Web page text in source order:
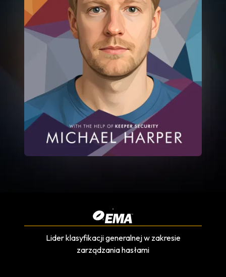
Lider klasyfikacji generalnej w zakresie
zarządzania hasłami